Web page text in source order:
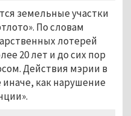
земельные участки
По словам
лотерей
20 лет и до сих пор
Действия мэрии в
как нарушение